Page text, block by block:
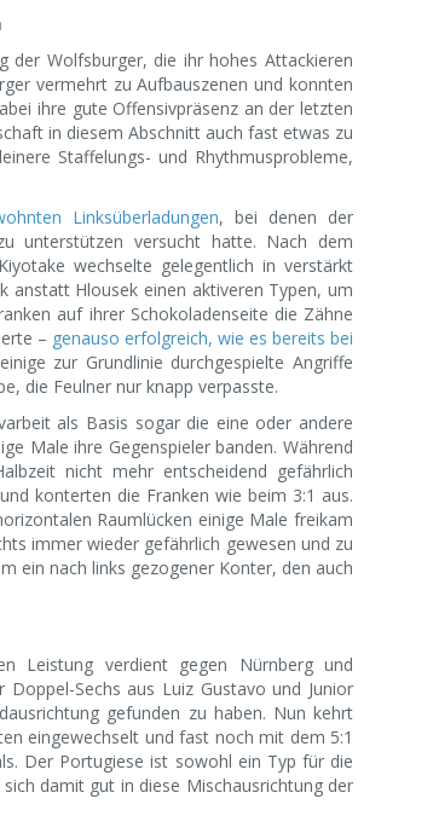
der Wolfsburger, die ihr hohes Attackieren
vermehrt zu Aufbauszenen und konnten
ihre gute Offensivpräsenz an der letzten
in diesem Abschnitt auch fast etwas zu
Staffelungs- und Rhythmusprobleme,
Linksüberladungen, bei denen der
unterstützen versucht hatte. Nach dem
wechselte gelegentlich in verstärkt
anstatt Hlousek einen aktiveren Typen, um
auf ihrer Schokoladenseite die Zähne
– genauso erfolgreich, wie es bereits bei
zur Grundlinie durchgespielte Angriffe
die Feulner nur knapp verpasste.
als Basis sogar die eine oder andere
Male ihre Gegenspieler banden. Während
nicht mehr entscheidend gefährlich
konterten die Franken wie beim 3:1 aus.
Raumlücken einige Male freikam
immer wieder gefährlich gewesen und zu
ein nach links gezogener Konter, den auch
Leistung verdient gegen Nürnberg und
Sechs aus Luiz Gustavo und Junior
gefunden zu haben. Nun kehrt
eingewechselt und fast noch mit dem 5:1
Der Portugiese ist sowohl ein Typ für die
damit gut in diese Mischausrichtung der